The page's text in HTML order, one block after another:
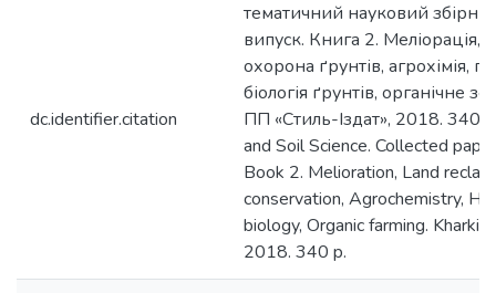
dc.identifier.citation
тематичний науковий
випуск. Книга 2. Меліорація,
охорона ґрунтів, агрохімія,
біологія ґрунтів, органічне
ПП «Стиль-Іздат», 2018. 340
and Soil Science. Collected
Book 2. Melioration, Land
conservation, Agrochemistry,
biology, Organic farming.
2018. 340 p.